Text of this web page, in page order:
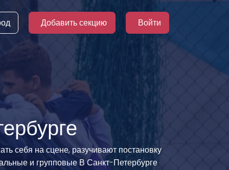
Добавить секцию Войти
себя на сцене, разучивают постановку
и групповые В Санкт-Петербурге